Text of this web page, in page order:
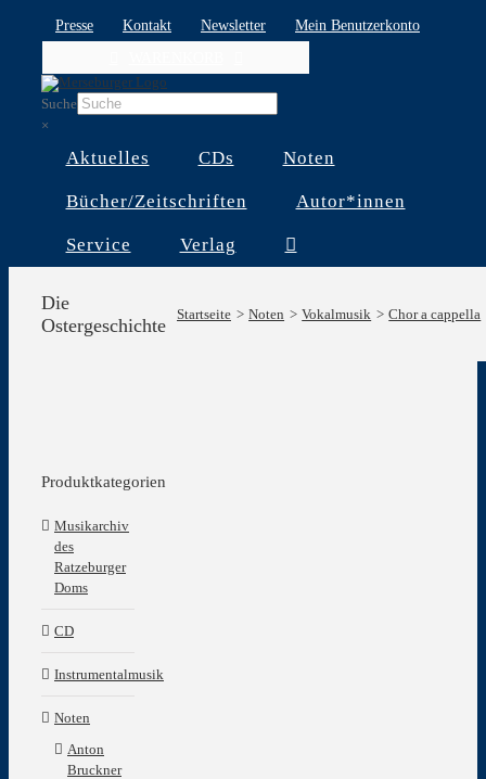
Presse Kontakt Newsletter
Mein Benutzerkonto
Suche
×
Aktuelles CDs Noten
Bücher/Zeitschriften Autor*innen
Service Verlag
Die
Ostergeschichte
Startseite Noten Vokalmusik Chor a cappella
Produktkategorien
Musikarchiv
des
Ratzeburger
Doms
CD
Instrumentalmusik
Noten
Anton
Bruckner